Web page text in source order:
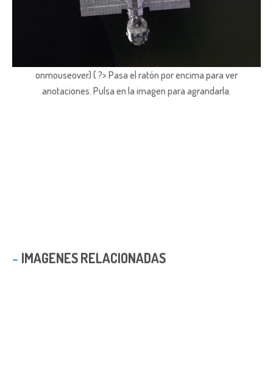
onmouseover) { ?> Pasa el ratón por encima para ver
anotaciones. Pulsa en la imagen para agrandarla.
IMAGENES RELACIONADAS